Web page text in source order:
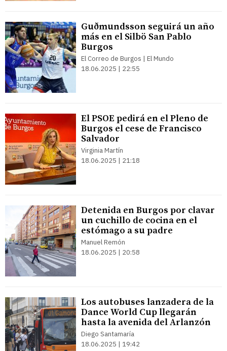
Guðmundsson seguirá un año
más en el Silbö San Pablo
Burgos
El Correo de Burgos | El Mundo
18.06.2025 | 22:55
El PSOE pedirá en el Pleno de
Burgos el cese de Francisco
Salvador
Virginia Martín
18.06.2025 | 21:18
Detenida en Burgos por clavar
un cuchillo de cocina en el
estómago a su padre
Manuel Remón
18.06.2025 | 20:58
Los autobuses lanzadera de la
Dance World Cup llegarán
hasta la avenida del Arlanzón
Diego Santamaría
18.06.2025 | 19:42